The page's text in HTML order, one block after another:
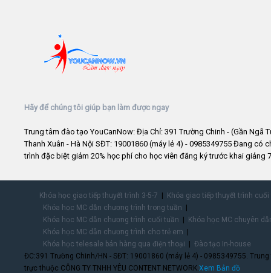
Hãy để chúng tôi giúp bạn làm được ngay
Trung tâm đào tạo YouCanNow: Địa Chỉ: 391 Trường Chinh - (Gần Ngã
Thanh Xuân - Hà Nội SĐT: 19001860 (máy lẻ 4) - 0985349755 Đang có
trình đặc biệt giảm 20% học phí cho học viên đăng ký trước khai giảng
Khóa học giao tiếp thuyết trình 3-5-7
Khóa giao tiếp thuyết trình
Khóa học MC dẫn chương trình trong tuần
Khóa học MC dẫn chương trình cuối tuần
Khóa học MC chuyên
Khóa học MC dẫn chương trình cho trẻ em
Khóa học telesale bán hàng qua điện thoại
Đào tạo In-house
ĐC:391 Trường Chinh/HN - SĐT: 19001860 (máy lẻ 4) - 0985349755.
trực thuộc CÔNG TY TNHH YÊU CONTENT NETWORK. Xem Bản đồ